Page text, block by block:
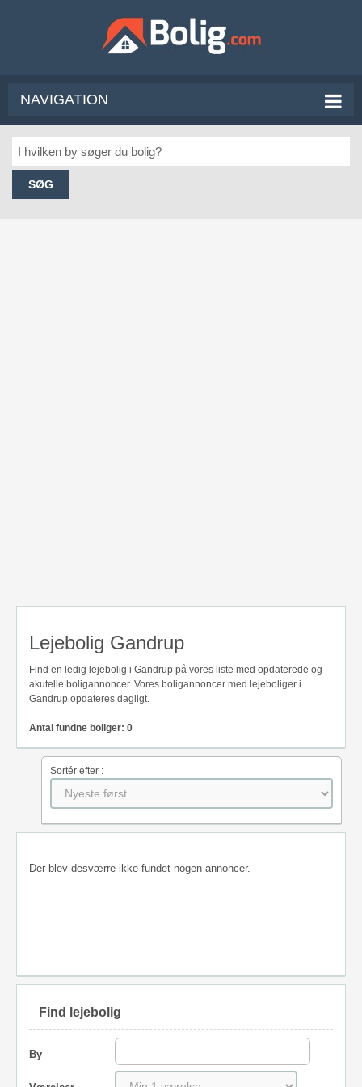
NAVIGATION
SØG
Lejebolig Gandrup
Find en ledig lejebolig i Gandrup på vores liste med opdaterede og
akutelle boligannoncer. Vores boligannoncer med lejeboliger i
Gandrup opdateres dagligt.
Antal fundne boliger: 0
Sortér efter :
Der blev desværre ikke fundet nogen annoncer.
Find lejebolig
By